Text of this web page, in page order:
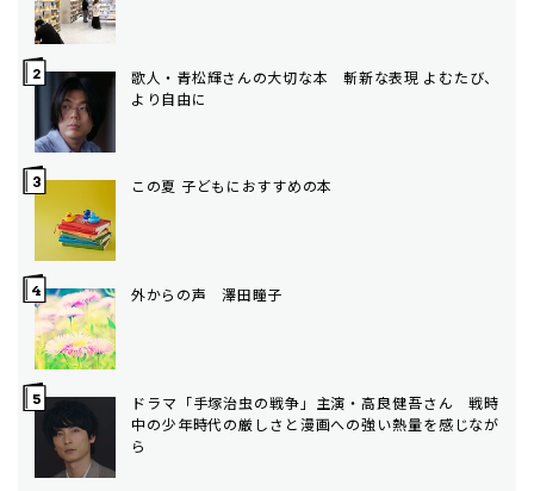
歌人・青松輝さんの大切な本 斬新な表現 よむたび、
より自由に
この夏 子どもにおすすめの本
外からの声 澤田瞳子
ドラマ「手塚治虫の戦争」主演・高良健吾さん 戦時
中の少年時代の厳しさと漫画への強い熱量を感じなが
ら